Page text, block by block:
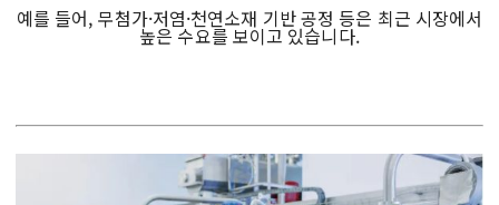
예를 들어, 무첨가·저염·천연소재 기반 공정 등은 최근 시장에서
높은 수요를 보이고 있습니다.